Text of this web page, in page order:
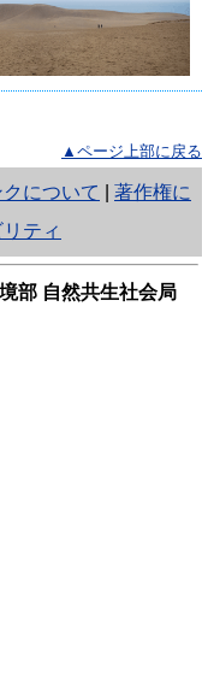
▲ページ上部に戻る
クについて
著作権に
ティ
部 自然共生社会局